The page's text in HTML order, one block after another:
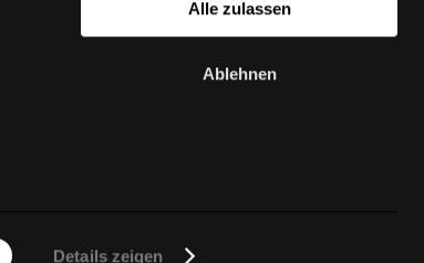
Details zeigen
Alle zulassen
Ablehnen